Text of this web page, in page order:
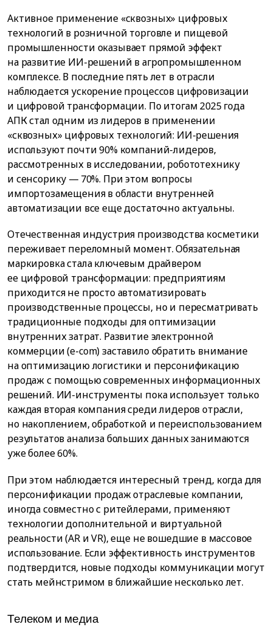
Активное применение «сквозных» цифровых
технологий в розничной торговле и пищевой
промышленности оказывает прямой эффект
на развитие ИИ-решений в агропромышленном
комплексе. В последние пять лет в отрасли
наблюдается ускорение процессов цифровизации
и цифровой трансформации. По итогам 2025 года
АПК стал одним из лидеров в применении
«сквозных» цифровых технологий: ИИ-решения
используют почти 90% компаний-лидеров,
рассмотренных в исследовании, робототехнику
и сенсорику — 70%. При этом вопросы
импортозамещения в области внутренней
автоматизации все еще достаточно актуальны.
Отечественная индустрия производства косметики
переживает переломный момент. Обязательная
маркировка стала ключевым драйвером
ее цифровой трансформации: предприятиям
приходится не просто автоматизировать
производственные процессы, но и пересматривать
традиционные подходы для оптимизации
внутренних затрат. Развитие электронной
коммерции (e-com) заставило обратить внимание
на оптимизацию логистики и персонификацию
продаж с помощью современных информационных
решений. ИИ-инструменты пока использует только
каждая вторая компания среди лидеров отрасли,
но накоплением, обработкой и переиспользованием
результатов анализа больших данных занимаются
уже более 60%.
При этом наблюдается интересный тренд, когда для
персонификации продаж отраслевые компании,
иногда совместно с ритейлерами, применяют
технологии дополнительной и виртуальной
реальности (AR и VR), еще не вошедшие в массовое
использование. Если эффективность инструментов
подтвердится, новые подходы коммуникации могут
стать мейнстримом в ближайшие несколько лет.
Телеком и медиа